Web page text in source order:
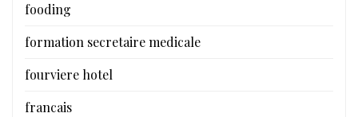
fooding
formation secretaire medicale
fourviere hotel
francais